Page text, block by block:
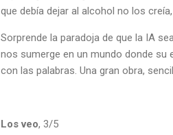
que debía dejar al alcohol no los
Sorprende la paradoja de que la IA
nos sumerge en un mundo donde su
con las palabras. Una gran obra,
Los veo, 3/5